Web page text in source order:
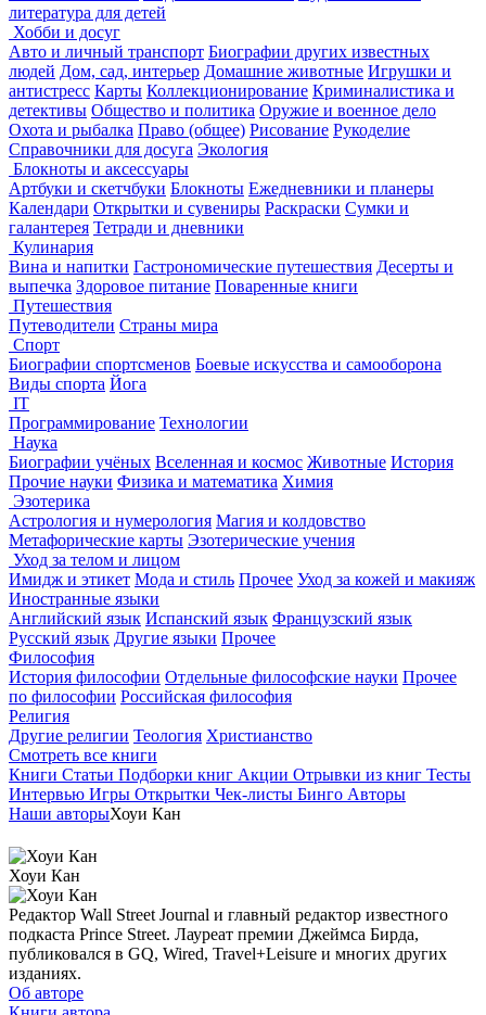
литература для детей
Хобби и досуг
Авто и личный транспорт Биографии других известных
людей Дом, сад, интерьер Домашние животные Игрушки и
антистресс Карты Коллекционирование Криминалистика и
детективы Общество и политика Оружие и военное дело
Охота и рыбалка Право (общее) Рисование Рукоделие
Справочники для досуга Экология
Блокноты и аксессуары
Артбуки и скетчбуки Блокноты Ежедневники и планеры
Календари Открытки и сувениры Раскраски Сумки и
галантерея Тетради и дневники
Кулинария
Вина и напитки Гастрономические путешествия Десерты и
выпечка Здоровое питание Поваренные книги
Путешествия
Путеводители Страны мира
Спорт
Биографии спортсменов Боевые искусства и самооборона
Виды спорта Йога
IT
Программирование Технологии
Наука
Биографии учёных Вселенная и космос Животные История
Прочие науки Физика и математика Химия
Эзотерика
Астрология и нумерология Магия и колдовство
Метафорические карты Эзотерические учения
Уход за телом и лицом
Имидж и этикет Мода и стиль Прочее Уход за кожей и макияж
Иностранные языки
Английский язык Испанский язык Французский язык
Русский язык Другие языки Прочее
Философия
История философии Отдельные философские науки Прочее
по философии Российская философия
Религия
Другие религии Теология Христианство
Смотреть все книги
Книги Статьи Подборки книг Акции Отрывки из книг Тесты
Интервью Игры Открытки Чек-листы Бинго Авторы
Наши авторыХоуи Кан
Хоуи Кан
Редактор Wall Street Journal и главный редактор известного
подкаста Prince Street. Лауреат премии Джеймса Бирда,
публиковался в GQ, Wired, Travel+Leisure и многих других
изданиях.
Об авторе